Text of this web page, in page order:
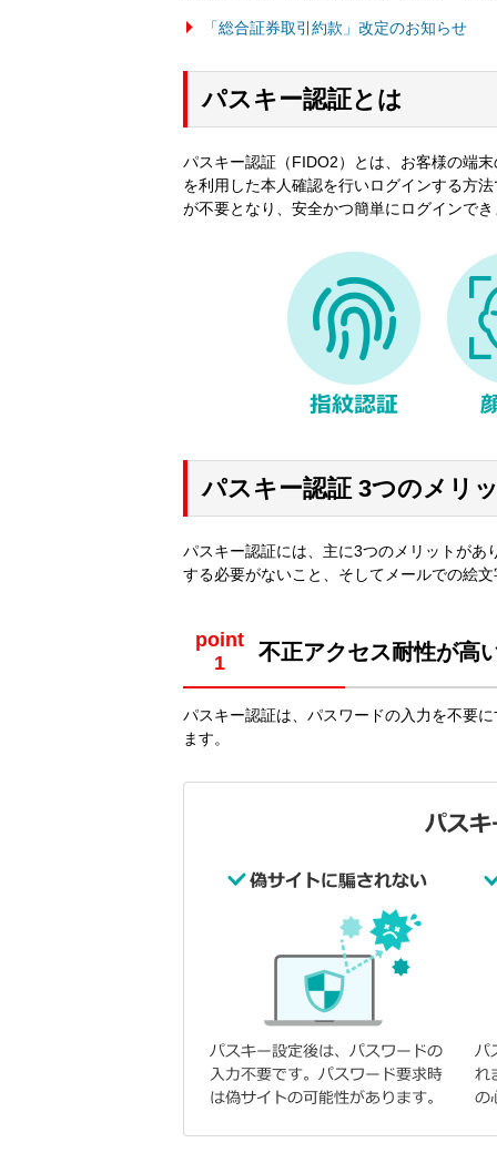
「総合証券取引約款」改定のお知らせ
パスキー認証とは
パスキー認証（FIDO2）とは、お客様の端
を利用した本人確認を行いログインする方
が不要となり、安全かつ簡単にログインで
パスキー認証 3つのメリ
パスキー認証には、主に3つのメリットがあ
する必要がないこと、そしてメールでの絵
point 不正アクセス耐性が高
パスキー認証は、パスワードの入力を不要
ます。